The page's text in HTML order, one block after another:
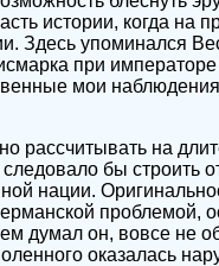
истории, когда на
Здесь упоминался
при
мои
рассчитывать на
бы строить
нации.
проблемой,
думал он, вовсе не
оказалась